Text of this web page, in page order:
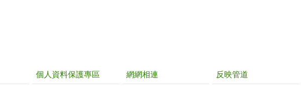
個人資料保護專區 網網相連 反映管道